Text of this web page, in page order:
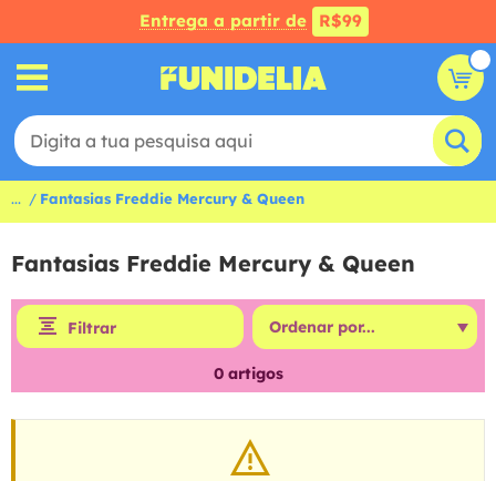
Entrega a partir de R$99
... Fantasias Freddie Mercury & Queen
Fantasias Freddie Mercury & Queen
Filtrar
0artigos